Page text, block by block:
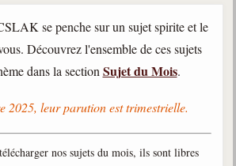
se penche sur un sujet spirite et le
Découvrez l'ensemble de ces sujets
dans la section Sujet du Mois.
2025, leur parution est trimestrielle.
nos sujets du mois, ils sont libres